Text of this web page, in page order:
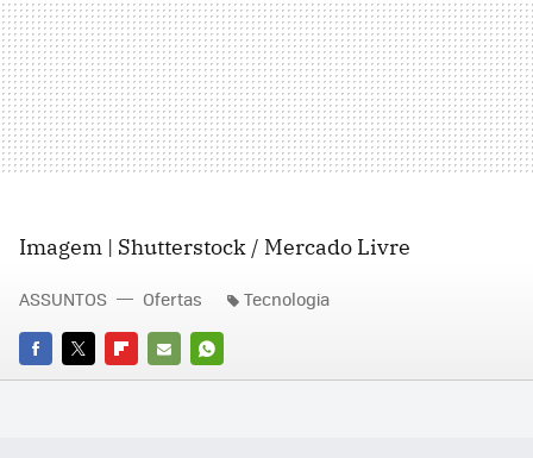
Imagem | Shutterstock / Mercado Livre
FACEBOOK
TWITTERFLIPBOARD
E-
WHATSAPP
ASSUNTOS Ofertas Tecnologia